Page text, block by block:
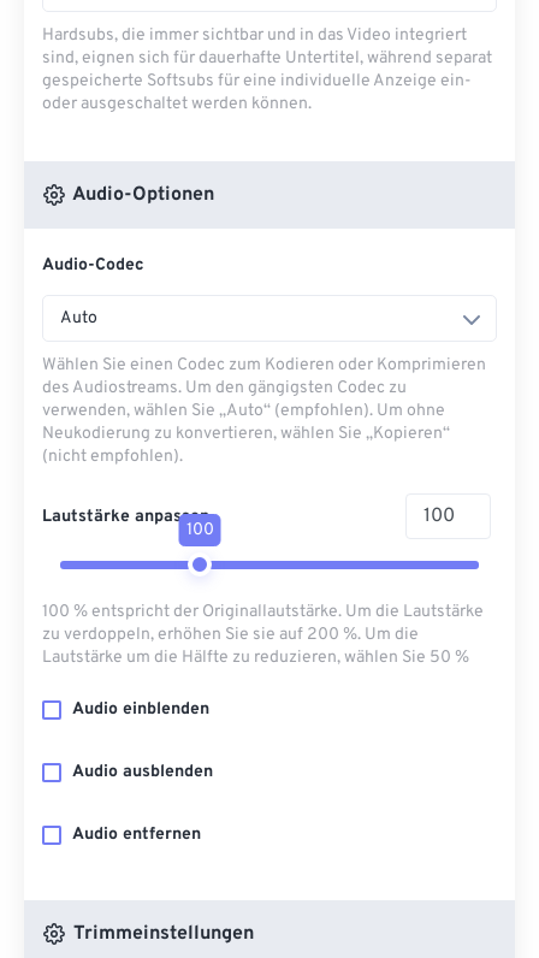
Hardsubs, die immer sichtbar und in das Video integriert
sind, eignen sich für dauerhafte Untertitel, während separat
gespeicherte Softsubs für eine individuelle Anzeige ein-
oder ausgeschaltet werden können.
Audio-Optionen
Audio-Codec
Auto
Wählen Sie einen Codec zum Kodieren oder Komprimieren
des Audiostreams. Um den gängigsten Codec zu
verwenden, wählen Sie „Auto“ (empfohlen). Um ohne
Neukodierung zu konvertieren, wählen Sie „Kopieren“
(nicht empfohlen).
Lautstärke anpassen
100
100 % entspricht der Originallautstärke. Um die Lautstärke
zu verdoppeln, erhöhen Sie sie auf 200 %. Um die
Lautstärke um die Hälfte zu reduzieren, wählen Sie 50 %
Audio einblenden
Audio ausblenden
Audio entfernen
Trimmeinstellungen